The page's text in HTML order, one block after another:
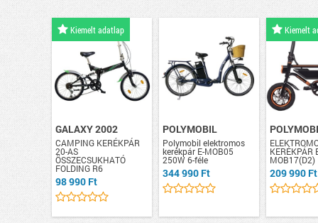
Kiemelt adatlap
GALAXY 2002
CAMPING KERÉKPÁR
20-AS
ÖSSZECSUKHATÓ
FOLDING R6
98 990 Ft
POLYMOBIL
Polymobil elektromos
kerékpár E-MOB05
250W 6-féle
344 990 Ft
Kiemelt
KERÉKPÁR
MOB17(D2)
209 990 Ft